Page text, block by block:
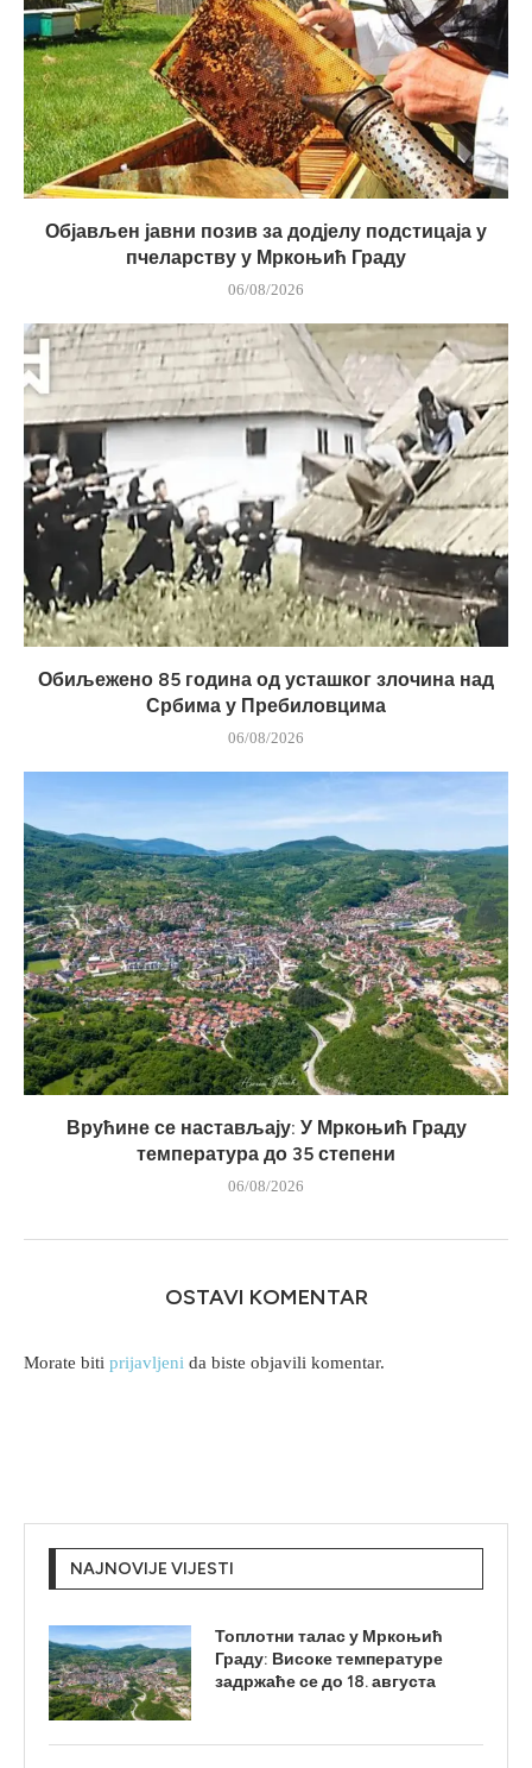
Објављен јавни позив за додјелу подстицаја у
пчеларству у Мркоњић Граду
06/08/2026
Обиљежено 85 година од усташког злочина над
Србима у Пребиловцима
06/08/2026
Врућине се настављају: У Мркоњић Граду
температура до 35 степени
06/08/2026
OSTAVI KOMENTAR
Morate biti prijavljeni da biste objavili komentar.
NAJNOVIJE VIJESTI
Топлотни талас у Мркоњић
Граду: Високе температуре
задржаће се до 18. августа